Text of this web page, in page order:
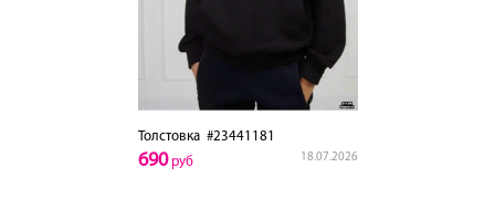
Толстовка#23441181
18.07.2026
690руб